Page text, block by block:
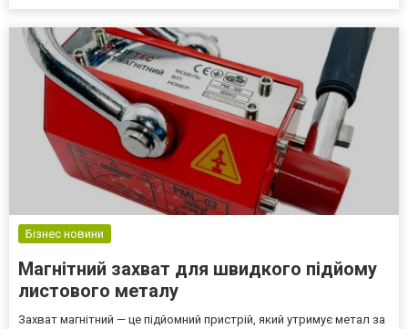
Бізнес новини
Магнітний захват для швидкого підйому
листового металу
Захват магнітний — це підйомний пристрій, який утримує метал за